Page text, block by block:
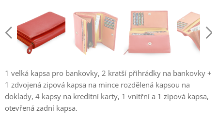
1 velká kapsa pro bankovky, 2 kratší přihrádky na bankovky +
1 zdvojená zipová kapsa na mince rozdělená kapsou na
doklady, 4 kapsy na kreditní karty, 1 vnitřní a 1 zipová kapsa,
otevřená zadní kapsa.